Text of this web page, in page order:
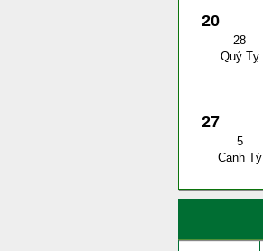
20
28
Quý Tỵ
27
5
Canh Tý